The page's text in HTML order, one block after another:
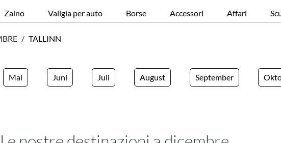
Zaino Valigia per auto Borse Accessori Affari
/ TALLINN
Mai Juni Juli August September